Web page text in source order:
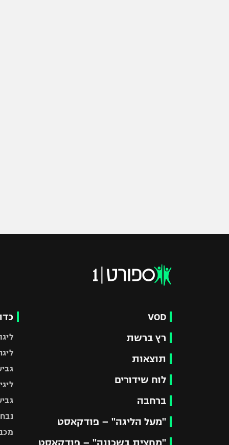
VOD
רץ ברשת
תוצאות
לוח שידורים
ברחבה
"מעל הליגה" – פודקאסט
"מחצית בשכונה" – פודקאסט